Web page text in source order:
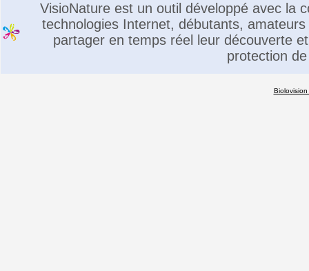
VisioNature est un outil développé avec la
technologies Internet, débutants,
partager en temps réel leur découverte
protection
Biolovision